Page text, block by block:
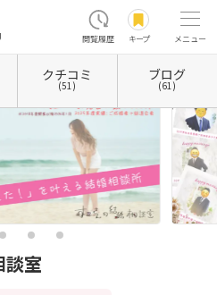
閲覧履歴 キープ メニュー
宮市 す～さんの結婚相談室
クチコミ
(51)
ブログ
(61)
談室